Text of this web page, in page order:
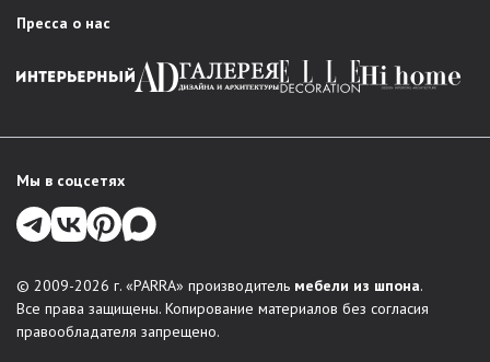
Пресса о нас
Мы в соцсетях
© 2009-2026 г. «PARRA» производитель мебели из шпона.
Все права защищены. Копирование материалов без согласия
правообладателя запрещено.